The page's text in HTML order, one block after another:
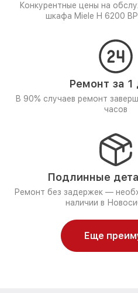
Конкурентные цены на
шкафа Miele H 6200
Ремонт за 1
В 90% случаев ремонт
часов
Подлинные
Ремонт без задержек —
наличии в
Еще